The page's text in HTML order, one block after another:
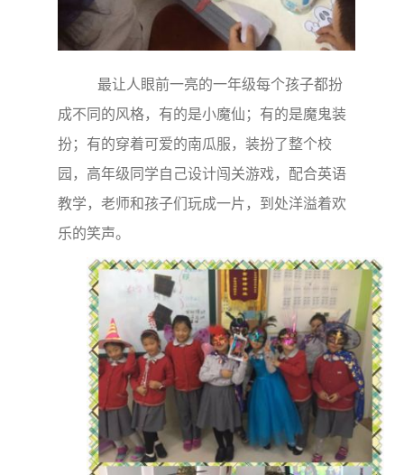
最让人眼前一亮的一年级每个孩子都扮
成不同的风格，有的是小魔仙；有的是魔鬼装
扮；有的穿着可爱的南瓜服，装扮了整个校
园，高年级同学自己设计闯关游戏，配合英语
教学，老师和孩子们玩成一片，到处洋溢着欢
乐的笑声。